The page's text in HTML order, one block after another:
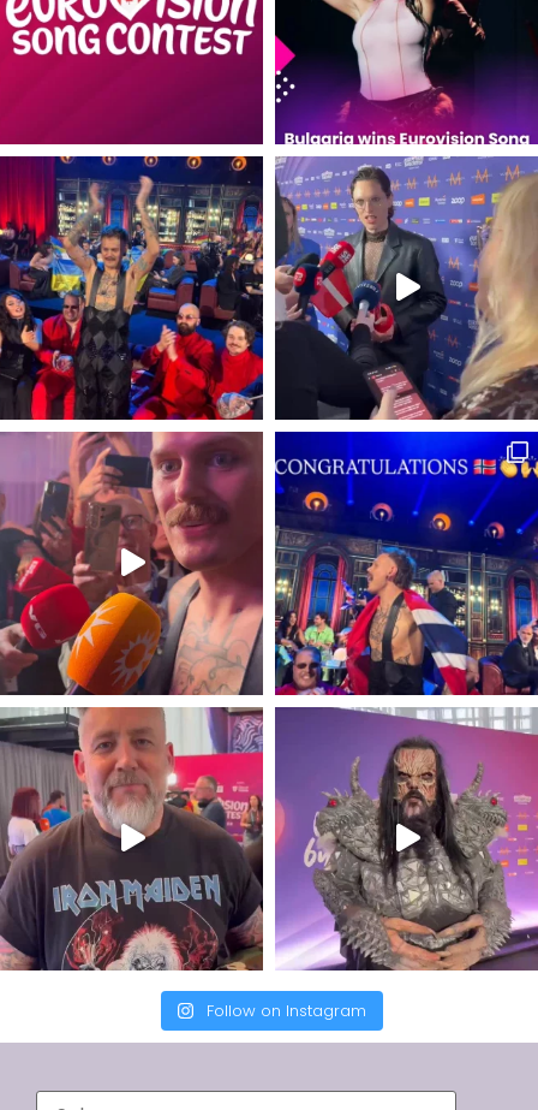
Follow on Instagram